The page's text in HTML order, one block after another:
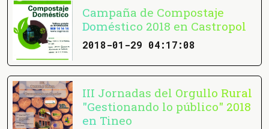
Campaña de Compostaje
Doméstico 2018 en Castropol
2018-01-29 04:17:08
III Jornadas del Orgullo Rural
"Gestionando lo público" 2018
en Tineo